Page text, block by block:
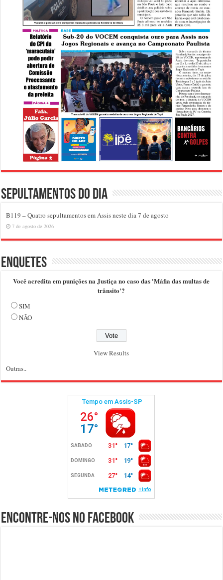
Sepultamentos do dia
B119 – Quatro sepultamentos em Assis neste dia 7 de agosto
7 de agosto de 2026
Enquetes
Você acredita em punições na Justiça no caso das 'Máfia das multas de
trânsito'?
SIM
NÃO
View Results
Outras..
Encontre-nos no Facebook